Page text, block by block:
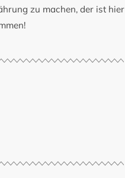
zu machen, der ist hier